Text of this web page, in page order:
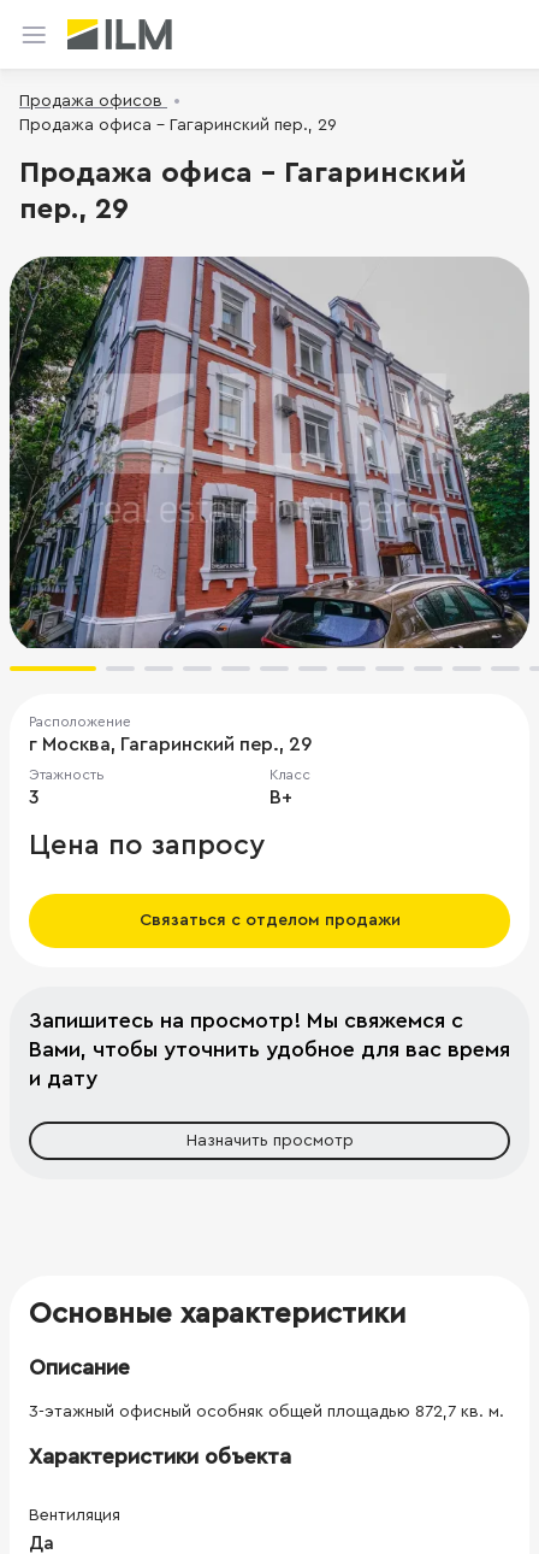
Продажа офисов
Продажа офиса - Гагаринский пер., 29
Продажа офиса - Гагаринский
пер., 29
Расположение
г Москва, Гагаринский пер., 29
Этажность
3
Класс
B+
Цена по запросу
Связаться с отделом продажи
Запишитесь на просмотр! Мы свяжемся с
Вами, чтобы уточнить удобное для вас время
и дату
Назначить просмотр
Основные характеристики
Описание
3-этажный офисный особняк общей площадью 872,7 кв. м.
Характеристики объекта
Вентиляция
Да